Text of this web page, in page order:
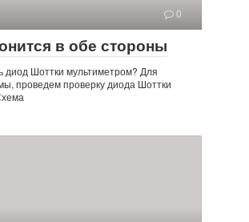
0
в обе стороны
диод Шоттки мультиметром? Для
проведем проверку диода Шоттки